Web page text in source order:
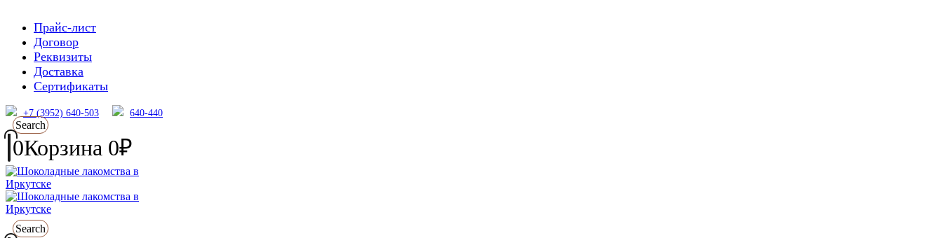
Прайс-лист
Договор
Реквизиты
Доставка
Сертификаты
+7 (3952) 640-503 640-440
Search
0Корзина 0₽
Search